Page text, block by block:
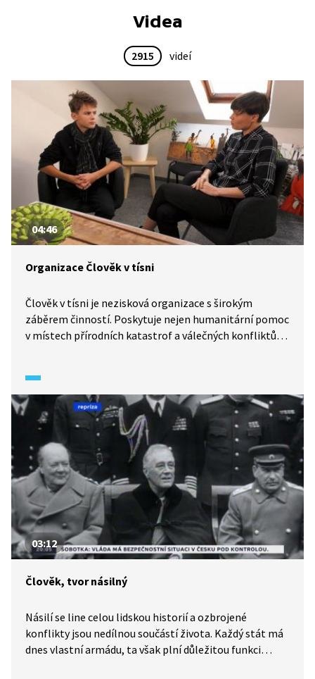
Videa
2915 videí
04:46
Organizace Člověk v tísni
Člověk v tísni je nezisková organizace s širokým
záběrem činností. Poskytuje nejen humanitární pomoc
v místech přírodních katastrof a válečných konfliktů,
organizace představena.
03:12
Člověk, tvor násilný
Násilí se line celou lidskou historií a ozbrojené
konflikty jsou nedílnou součástí života. Každý stát má
dnes vlastní armádu, ta však plní důležitou funkci